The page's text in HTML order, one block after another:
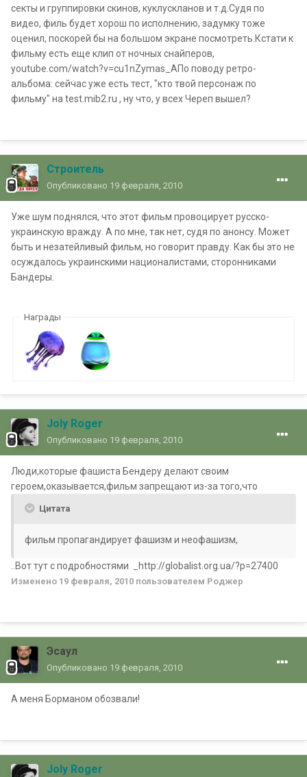
секты и группировки скинов, куклускланов и т.д.Судя по
видео, филь будет хорош по исполнению, задумку тоже
оценил, поскорей бы на большом экране посмотреть.Кстати к
фильму есть еще клип от ночных снайперов,
youtube.com/watch?v=cu1nZymas_AПо поводу ретро-
альбома: сейчас уже есть тест, "кто твой персонаж по
фильму" на test.mib2.ru , ну что, у всех Череп вышел?
Строитель
Опубликовано 19 февраля, 2010
Уже шум поднялся, что этот фильм провоцирует русско-
украинскую вражду. А по мне, так нет, судя по анонсу. Может
быть и незатейливый фильм, но говорит правду. Как бы это не
осуждалось украинскими националистами, сторонниками
Бандеры.
Награды
Joly Roger
Опубликовано 19 февраля, 2010
Люди,которые фашиста Бендеру делают своим
героем,оказывается,фильм запрещают из-за того,что
Цитата
фильм пропагандирует фашизм и неофашизм,
..Вот тут с подробностями _http://globalist.org.ua/?p=27400
Изменено 19 февраля, 2010 пользователем Роджер
Эсаул
Опубликовано 19 февраля, 2010
А меня Борманом обозвали!
Joly Roger